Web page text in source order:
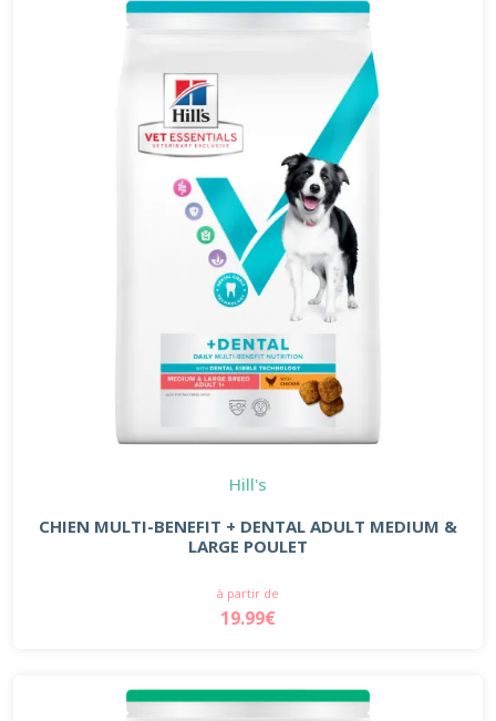
Hill's
CHIEN MULTI-BENEFIT + DENTAL ADULT MEDIUM &
LARGE POULET
à partir de
19.99€